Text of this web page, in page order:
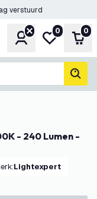
verstuurd
Account
Mijn
0 0
: Lightexpert